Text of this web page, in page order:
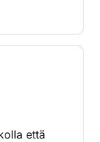
että